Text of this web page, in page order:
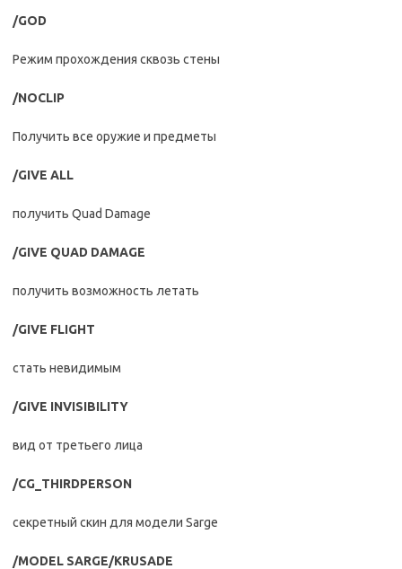
/GOD
Режим прохождения сквозь стены
/NOCLIP
Получить все оружие и предметы
/GIVE ALL
получить Quad Damage
/GIVE QUAD DAMAGE
получить возможность летать
/GIVE FLIGHT
стать невидимым
/GIVE INVISIBILITY
вид от третьего лица
/CG_THIRDPERSON
секретный скин для модели Sarge
/MODEL SARGE/KRUSADE